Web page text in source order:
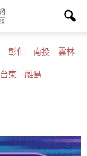
彰化 南投 雲林
台東 離島